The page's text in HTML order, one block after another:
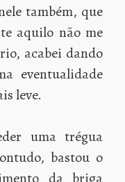
também, que
aquilo não me
acabei dando
eventualidade
leve.
uma trégua
bastou o
da briga